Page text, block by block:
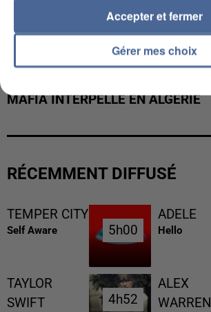
MAFIA INTERPELLÉ EN ALGÉRIE
RÉCEMMENT DIFFUSÉ
TEMPER CITY
Self Aware 5h00
5h00
ADELE
Hello
TAYLOR
SWIFT
4h52
4h52
ALEX
WARREN
Gérer mes choix
Accepter et fermer